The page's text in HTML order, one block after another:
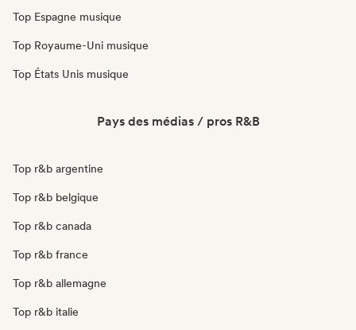
Top Espagne musique
Top Royaume-Uni musique
Top États Unis musique
Pays des médias / pros R&B
Top r&b argentine
Top r&b belgique
Top r&b canada
Top r&b france
Top r&b allemagne
Top r&b italie